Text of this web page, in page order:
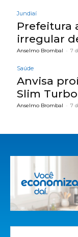
Jundiaí
Prefeitura
irregular
Anselmo Brombal - 7
Saúde
Anvisa
Slim
Anselmo Brombal - 7